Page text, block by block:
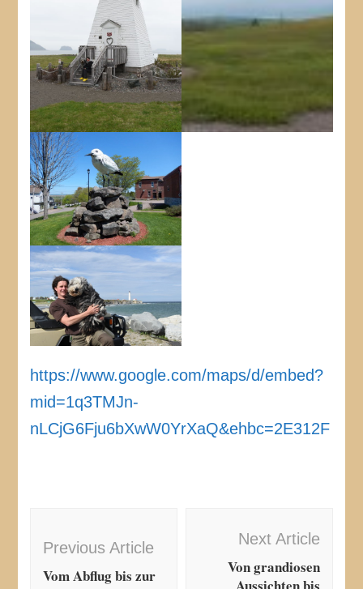
https://www.google.com/maps/d/embed?
mid=1q3TMJn-
nLCjG6Fju6bXwW0YrXaQ&ehbc=2E312F
Navigation
Previous Article
Vom Abflug bis zur
Next Article
Von grandiosen